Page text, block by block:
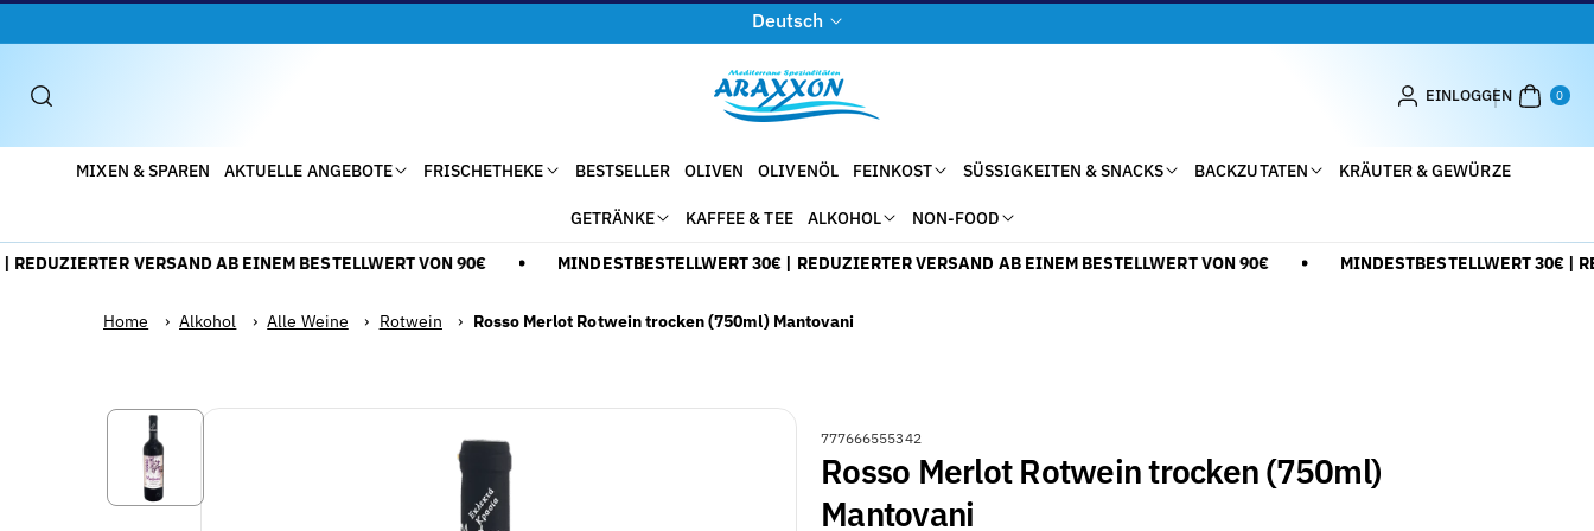
Inhalt
S
r
a
c
h
Deutsch
EINLOGGEN 0
AR
TIK
MIXEN & SPAREN AKTUELLE ANGEBOTE FRISCHETHEKE BESTSELLER OLIVEN OLIVENÖL FEINKOST SÜSSIGKEITEN & SNACKS BACKZUTATEN KRÄUTER & GEWÜRZE
GETRÄNKE KAFFEE & TEE ALKOHOL NON-FOOD
VERSAND AB EINEM BESTELLWERT VON 90€ MINDESTBESTELLWERT 30€ | REDUZIERTER VERSAND AB EINEM BESTELLWERT VON 90€ MINDESTBESTELLWERT 30€ |
Home › Alkohol › Alle Weine › Rotwein › Rosso Merlot Rotwein trocken (750ml) Mantovani
Zu
A
R
T
777666555342
Rosso Merlot Rotwein trocken (750ml)
Mantovani
Alle
Details
anzeigen